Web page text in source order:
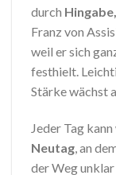
durch
Franz von
weil er sich
festhielt.
Stärke wächst
Jeder Tag
Neutag , an
der Weg